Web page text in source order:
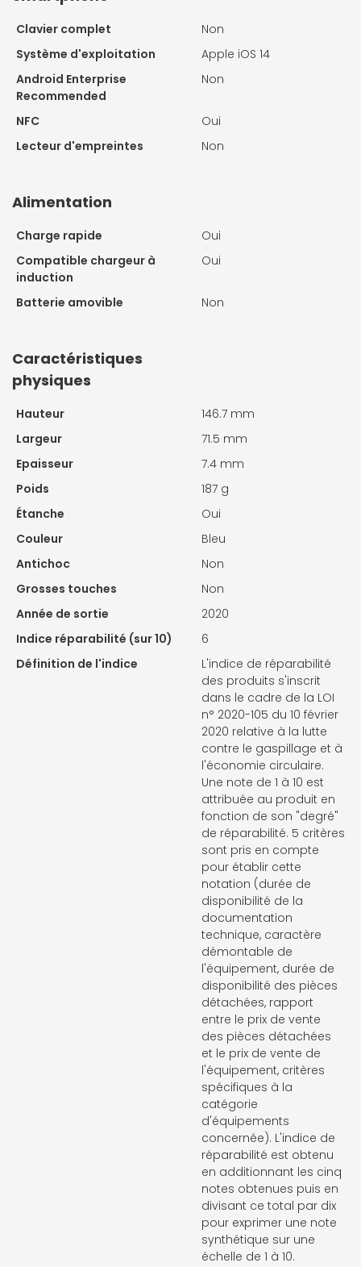
Clavier complet
Non
Système d'exploitation
Apple iOS 14
Android Enterprise
Recommended
Non
NFC
Oui
Lecteur d'empreintes
Non
Alimentation
Charge rapide
Oui
Compatible chargeur à
induction
Oui
Batterie amovible Non
Caractéristiques
physiques
Hauteur
146.7 mm
Largeur
71.5 mm
Epaisseur
7.4 mm
Poids
187 g
Étanche
Oui
Couleur
Bleu
Antichoc
Non
Grosses touches
Non
Année de sortie
2020
Indice réparabilité (sur 10)
6
Définition de l'indice
L'indice de réparabilité
des produits s'inscrit
dans le cadre de la LOI
n° 2020-105 du 10 février
2020 relative à la lutte
contre le gaspillage et à
l'économie circulaire.
Une note de 1 à 10 est
attribuée au produit en
fonction de son "degré"
de réparabilité. 5 critères
sont pris en compte
pour établir cette
notation (durée de
disponibilité de la
documentation
technique, caractère
démontable de
l'équipement, durée de
disponibilité des pièces
détachées, rapport
entre le prix de vente
des pièces détachées
et le prix de vente de
l'équipement, critères
spécifiques à la
catégorie
d'équipements
concernée). L'indice de
réparabilité est obtenu
en additionnant les cinq
notes obtenues puis en
divisant ce total par dix
pour exprimer une note
synthétique sur une
échelle de 1 à 10.